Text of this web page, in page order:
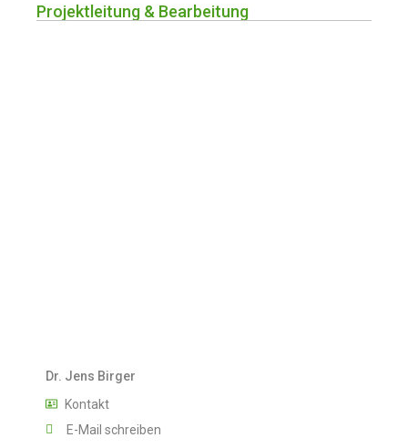
Projektleitung & Bearbeitung
Dr. Jens Birger
Kontakt
E-Mail schreiben